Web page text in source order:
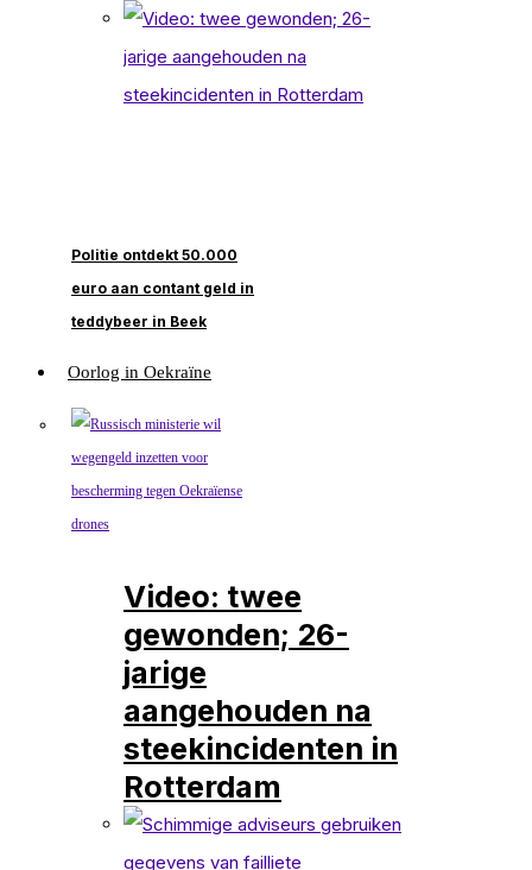
Politie ontdekt 50.000
euro aan contant geld in
teddybeer in Beek
Oorlog in Oekraïne
Video: twee
gewonden; 26-
jarige
aangehouden na
steekincidenten in
Rotterdam